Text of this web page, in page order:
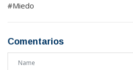
#Miedo
Comentarios